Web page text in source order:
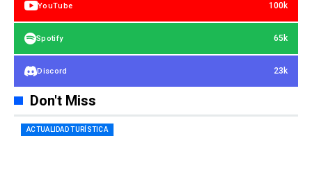
YouTube 100k
Spotify 65k
Discord 23k
Don't Miss
ACTUALIDAD TURÍSTICA